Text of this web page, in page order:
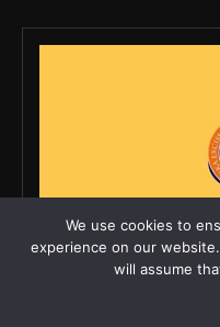
We use cookies to
experience on our
will assume